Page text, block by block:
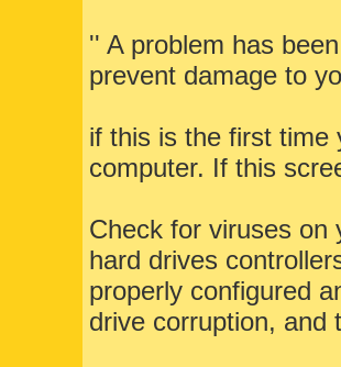
'' A problem has
prevent damage to
if this is the first time
computer. If this
Check for viruses on
hard drives
properly configured
drive corruption, and